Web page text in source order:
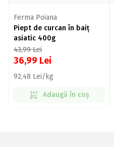
Ferma Poiana
Piept de curcan în baiț
asiatic 400g
43,99Lei
36,99 Lei
92,48 Lei/kg
Adaugă în coș